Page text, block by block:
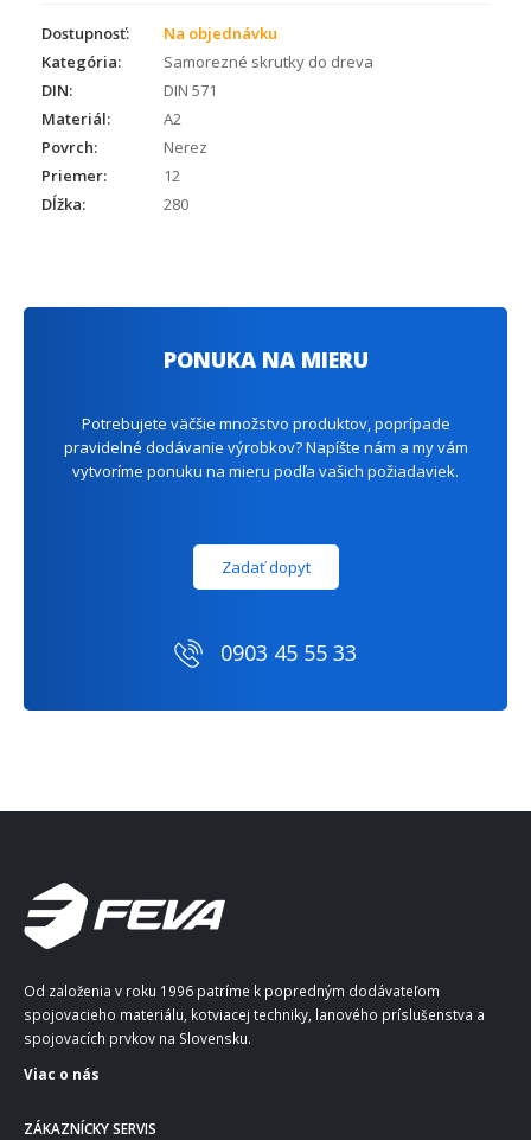
Dostupnosť:
Na objednávku
Kategória:
Samorezné skrutky do dreva
DIN:
DIN 571
Materiál:
A2
Povrch:
Nerez
Priemer:
12
Dĺžka:
280
PONUKA NA MIERU
Potrebujete väčšie množstvo produktov, poprípade
pravidelné dodávanie výrobkov? Napíšte nám a my vám
vytvoríme ponuku na mieru podľa vašich požiadaviek.
Zadať dopyt
0903 45 55 33
Od založenia v roku 1996 patríme k popredným dodávateľom
spojovacieho materiálu, kotviacej techniky, lanového príslušenstva a
spojovacích prvkov na Slovensku.
Viac o nás
ZÁKAZNÍCKY SERVIS